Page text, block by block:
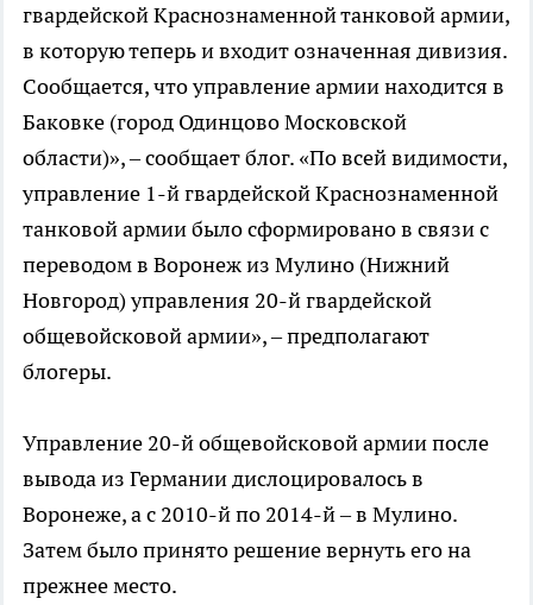
гвардейской Краснознаменной танковой армии,
в которую теперь и входит означенная дивизия.
Сообщается, что управление армии находится в
Баковке (город Одинцово Московской
области)», – сообщает блог. «По всей видимости,
управление 1-й гвардейской Краснознаменной
танковой армии было сформировано в связи с
переводом в Воронеж из Мулино (Нижний
Новгород) управления 20-й гвардейской
общевойсковой армии», – предполагают
блогеры.
Управление 20-й общевойсковой армии после
вывода из Германии дислоцировалось в
Воронеже, а с 2010-й по 2014-й – в Мулино.
Затем было принято решение вернуть его на
прежнее место.